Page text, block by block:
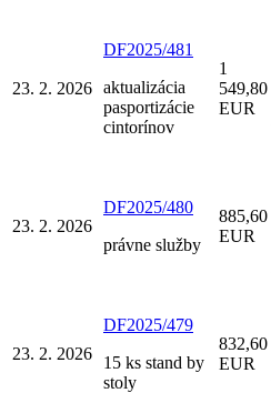
23. 2. 2026
DF2025/481
aktualizácia
pasportizácie
cintorínov
1
549,80
EUR
23. 2. 2026
DF2025/480
právne služby
885,60
EUR
23. 2. 2026
DF2025/479
15 ks stand by
stoly
832,60
EUR